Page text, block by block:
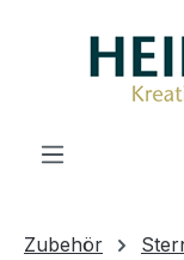
Zubehör